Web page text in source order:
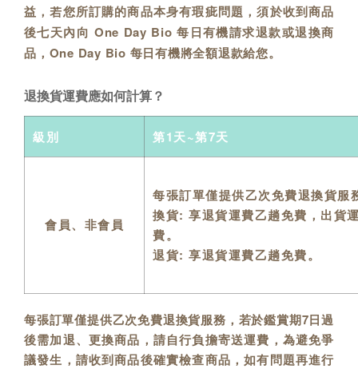
益，若您所訂購的商品本身有瑕疵問題，須於收到商品
後七天內向 One Day Bio 每日有機請求退款或退換商
品，One Day Bio 每日有機將全額退款給您。
退換貨運費應如何計算？
級別 第1天~第7天
會員、非會員
每張訂單僅提供乙次免費退換貨服
換貨: 享退貨運費乙趟免費，出貨
費。
退貨: 享退貨運費乙趟免費。
每張訂單僅提供乙次免費退換貨服務，若於鑑賞期7日過
後需加退、更換商品，請自行負擔寄送運費，為避免爭
議發生，請收到商品後確實檢查商品，如有問題再進行